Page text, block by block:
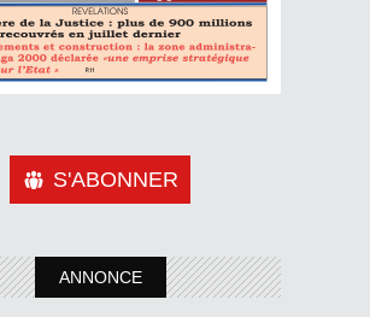
S'ABONNER
ANNONCE